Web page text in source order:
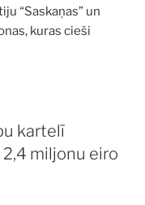
“Saskaņas” un
kuras cieši
kartelī
miljonu eiro